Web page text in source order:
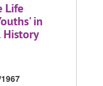
Life
in
History